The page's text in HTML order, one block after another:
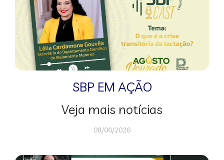
SBP EM AÇÃO
Veja mais notícias
08/06/2026